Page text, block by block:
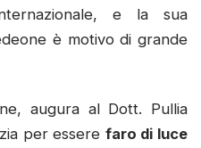
e la sua
è motivo di grande
augura al Dott. Pullia
per essere faro di luce